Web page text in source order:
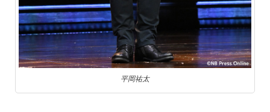
平岡祐太